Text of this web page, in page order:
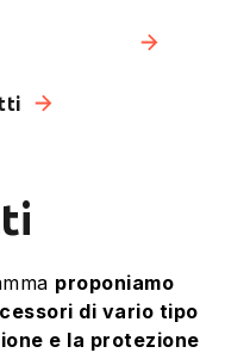
proponiamo
di vario tipo
e la protezione